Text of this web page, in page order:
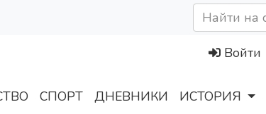
Войти
СПОРТ ДНЕВНИКИ ИСТОРИЯ